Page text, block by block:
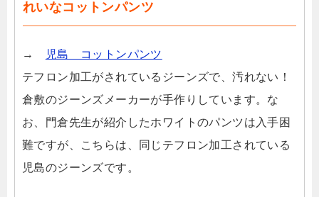
れいなコットンパンツ
→
児島 コットンパンツ
テフロン加工がされているジーンズで、汚れない！
倉敷のジーンズメーカーが手作りしています。な
お、門倉先生が紹介したホワイトのパンツは入手困
難ですが、こちらは、同じテフロン加工されている
児島のジーンズです。